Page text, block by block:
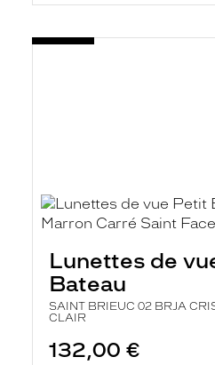
Lunettes de
Bateau
SAINT BRIEUC 02 BRJA
CLAIR
132,00 €